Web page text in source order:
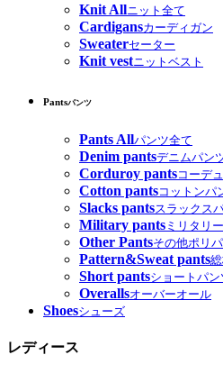
Knit Allニット全て
Cardigansカーディガン
Sweaterセーター
Knit vestニットベスト
Pantsパンツ
Pants Allパンツ全て
Denim pantsデニムパン
Corduroy pantsコーデ
Cotton pantsコットンパ
Slacks pantsスラックス
Military pants ミリタリ
Other Pantsその他ポリ
Pattern&Sweat pants
Short pantsショートパン
Overallsオーバーオール
Shoesシューズ
レディース